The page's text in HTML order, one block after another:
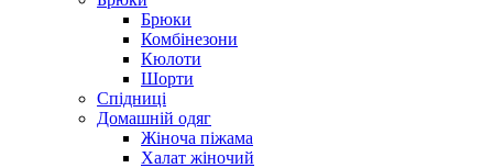
Брюки
Комбінезони
Кюлоти
Шорти
Спідниці
Домашній одяг
Жіноча піжама
Халат жіночий